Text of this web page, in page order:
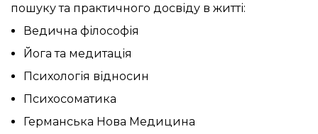
пошуку та практичного досвіду в житті:
Ведична філософія
Йога та медитація
Психологія відносин
Психосоматика
Германська Нова Медицина